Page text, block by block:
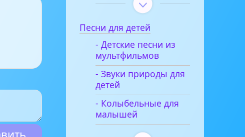
Песни для детей
- Детские песни из
мультфильмов
- Звуки природы для
детей
- Колыбельные для
малышей